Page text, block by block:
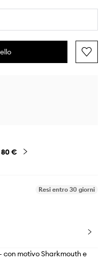
80 €
Resi entro 30 giorni
motivo Sharkmouth e